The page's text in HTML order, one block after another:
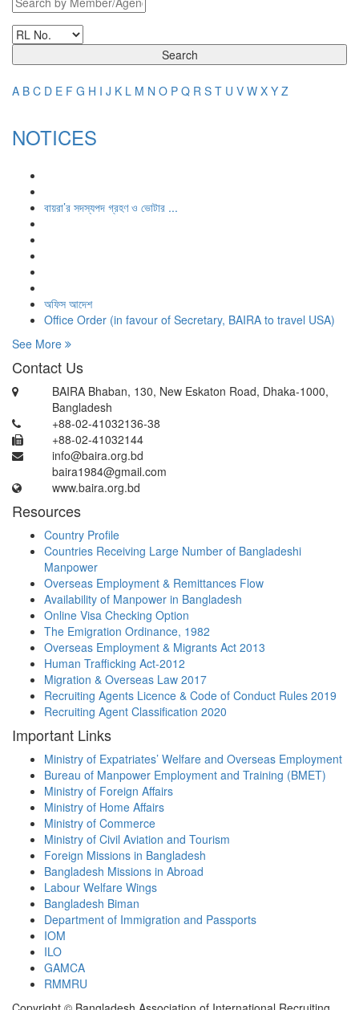
Search
A B C D E F G H I J K L M N O P Q R S T U V W X Y Z
NOTICES
বায়রা’র সদস্যপদ গ্রহণ ও ভোটার ...
অফিস আদেশ
Office Order (in favour of Secretary, BAIRA to travel USA)
See More
Contact Us
BAIRA Bhaban, 130, New Eskaton Road, Dhaka-1000,
Bangladesh
+88-02-41032136-38
+88-02-41032144
info@baira.org.bd
baira1984@gmail.com
www.baira.org.bd
Resources
Country Profile
Countries Receiving Large Number of Bangladeshi
Manpower
Overseas Employment & Remittances Flow
Availability of Manpower in Bangladesh
Online Visa Checking Option
The Emigration Ordinance, 1982
Overseas Employment & Migrants Act 2013
Human Trafficking Act-2012
Migration & Overseas Law 2017
Recruiting Agents Licence & Code of Conduct Rules 2019
Recruiting Agent Classification 2020
Important Links
Ministry of Expatriates’ Welfare and Overseas Employment
Bureau of Manpower Employment and Training (BMET)
Ministry of Foreign Affairs
Ministry of Home Affairs
Ministry of Commerce
Ministry of Civil Aviation and Tourism
Foreign Missions in Bangladesh
Bangladesh Missions in Abroad
Labour Welfare Wings
Bangladesh Biman
Department of Immigration and Passports
IOM
ILO
GAMCA
RMMRU